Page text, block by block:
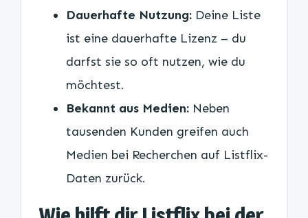
Dauerhafte Nutzung: Deine Liste
ist eine dauerhafte Lizenz – du
darfst sie so oft nutzen, wie du
möchtest.
Bekannt aus Medien: Neben
tausenden Kunden greifen auch
Medien bei Recherchen auf Listflix-
Daten zurück.